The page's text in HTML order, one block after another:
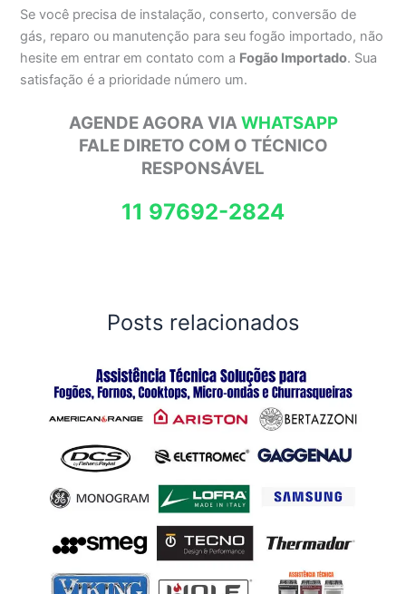
Se você precisa de instalação, conserto, conversão de
gás, reparo ou manutenção para seu fogão importado, não
hesite em entrar em contato com a Fogão Importado. Sua
satisfação é a prioridade número um.
AGENDE AGORA VIAWHATSAPP
FALE DIRETO COM O TÉCNICO
RESPONSÁVEL
11 97692-2824
Posts relacionados